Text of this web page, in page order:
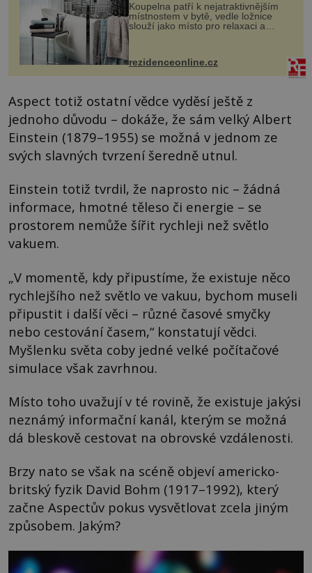
Koupelna patří k nejatraktivnějším
místnostem v bytě, vedle ložnice
slouží jako místo pro relaxaci a
odpočinek. Koupelnový textil –
ručníky, osušky a koberečky –
proutku...
rezidenceonline.cz
Aspect totiž ostatní vědce vyděsí ještě z
jednoho důvodu – dokáže, že sám velký Albert
Einstein (1879–1955) se možná v jednom ze
svých slavných tvrzení šeredně utnul.
Einstein totiž tvrdil, že naprosto nic – žádná
informace, hmotné těleso či energie – se
prostorem nemůže šířit rychleji než světlo
vakuem.
„V momentě, kdy připustíme, že existuje něco
rychlejšího než světlo ve vakuu, bychom museli
připustit i další věci – různé časové smyčky
nebo cestování časem,“ konstatují vědci.
Myšlenku světa coby jedné velké počítačové
simulace však zavrhnou.
Místo toho uvažují v té rovině, že existuje jakýsi
neznámý informační kanál, kterým se možná
dá bleskově cestovat na obrovské vzdálenosti.
Brzy nato se však na scéně objeví americko-
britský fyzik David Bohm (1917–1992), který
začne Aspectův pokus vysvětlovat zcela jiným
způsobem. Jakým?